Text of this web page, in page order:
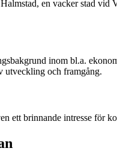
en vacker stad vid
inom bl.a.
utveckling och framgång.
ett brinnande intresse för